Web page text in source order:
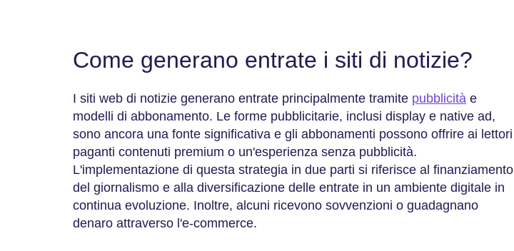
Come generano entrate i siti di notizie?
I siti web di notizie generano entrate principalmente tramite pubblicità e
modelli di abbonamento. Le forme pubblicitarie, inclusi display e native ad,
sono ancora una fonte significativa e gli abbonamenti possono offrire ai lettori
paganti contenuti premium o un'esperienza senza pubblicità.
L'implementazione di questa strategia in due parti si riferisce al finanziamento
del giornalismo e alla diversificazione delle entrate in un ambiente digitale in
continua evoluzione. Inoltre, alcuni ricevono sovvenzioni o guadagnano
denaro attraverso l'e-commerce.